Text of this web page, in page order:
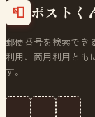
📮 ポストく
郵便番号を検索でき
利用、商用利用とも
す。